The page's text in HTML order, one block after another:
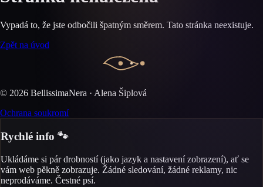
Vypadá to, že jste odbočili špatným směrem. Tato stránka neexistuje.
Zpět na úvod
© 2026 BellissimaNera · Alena Šiplová
Ochrana soukromí
Rychlé info 🐾
Ukládáme si pár drobností (jako jazyk a nastavení zobrazení), ať se
vám web pěkně zobrazuje. Žádné sledování, žádné reklamy, nic
neprodáváme. Čestné psí.